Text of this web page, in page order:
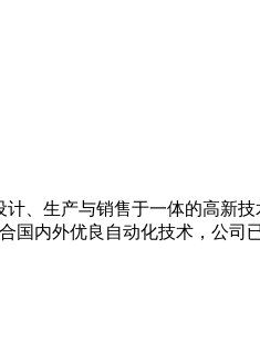
、生产与销售于一体的高新
国内外优良自动化技术，公司